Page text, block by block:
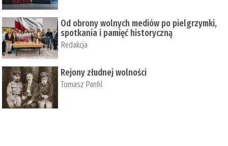
Od obrony wolnych mediów po pielgrzymki,
spotkania i pamięć historyczną
Redakcja
Rejony złudnej wolności
Tomasz Panfil